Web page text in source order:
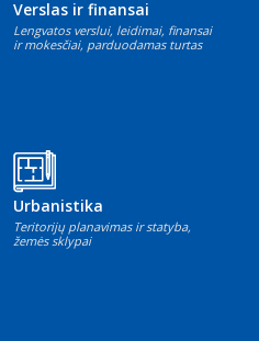
Verslas ir finansai
Lengvatos verslui, leidimai, finansai
ir mokesčiai, parduodamas turtas
Urbanistika
Teritorijų planavimas ir statyba,
žemės sklypai